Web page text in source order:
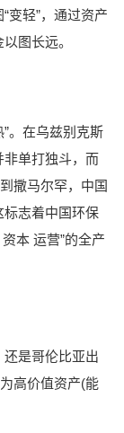
变轻”，通过资产
图长远。
”。在乌兹别克斯
单打独斗，而
撒马尔罕，中国
志着中国环保
本 运营”的全产
是哥伦比亚出
高价值资产(能